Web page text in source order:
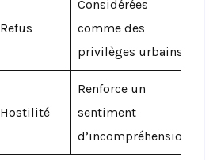
Refus
Considérées
comme des
privilèges urbains
Hostilité
Renforce un
sentiment
d’incompréhension